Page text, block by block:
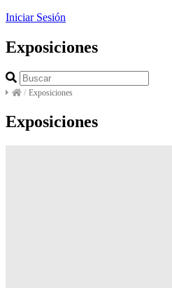
Iniciar Sesión
Exposiciones
/ Exposiciones
Exposiciones